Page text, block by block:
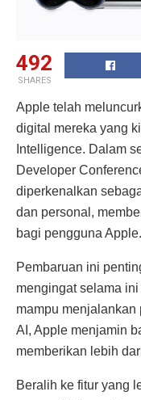
492
SHARES
Apple telah
digital mereka yang
Intelligence. Dalam
Developer
diperkenalkan
dan personal,
bagi pengguna Apple.
Pembaruan ini
mengingat selama
mampu menjalankan
AI, Apple menjamin
memberikan lebih
Beralih ke fitur yang